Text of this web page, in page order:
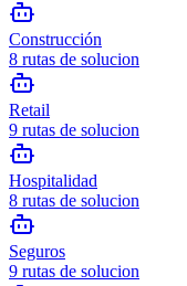
Construcción
8 rutas de solucion
Retail
9 rutas de solucion
Hospitalidad
8 rutas de solucion
Seguros
9 rutas de solucion